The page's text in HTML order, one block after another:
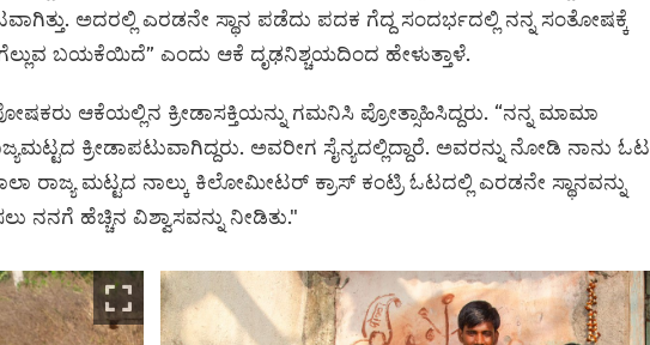
ಅದರಲ್ಲಿ ಎರಡನೇ ಸ್ಥಾನ ಪಡೆದು ಪದಕ ಗೆದ್ದ ಸಂದರ್ಭದಲ್ಲಿ ನನ್ನ ಸಂತೋಷಕ್ಕೆ
ಗೆಲ್ಲುವ ಬಯಕೆಯಿದೆ” ಎಂದು ಆಕೆ ದೃಢನಿಶ್ಚಯದಿಂದ ಹೇಳುತ್ತಾಳೆ.
ಆಕೆಯಲ್ಲಿನ ಕ್ರೀಡಾಸಕ್ತಿಯನ್ನು ಗಮನಿಸಿ ಪ್ರೋತ್ಸಾಹಿಸಿದ್ದರು. “ನನ್ನ ಮಾಮಾ
ಕ್ರೀಡಾಪಟುವಾಗಿದ್ದರು. ಅವರೀಗ ಸೈನ್ಯದಲ್ಲಿದ್ದಾರೆ. ಅವರನ್ನು ನೋಡಿ ನಾನು ಓಟ
ರಾಜ್ಯ ಮಟ್ಟದ ನಾಲ್ಕು ಕಿಲೋಮೀಟರ್ ಕ್ರಾಸ್ ಕಂಟ್ರಿ ಓಟದಲ್ಲಿ ಎರಡನೇ ಸ್ಥಾನವನ್ನು
ನನಗೆ ಹೆಚ್ಚಿನ ವಿಶ್ವಾಸವನ್ನು ನೀಡಿತು."